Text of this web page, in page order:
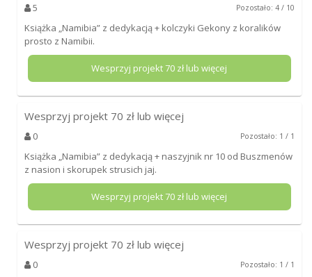
5 Pozostało: 4 / 10
Książka „Namibia” z dedykacją + kolczyki Gekony z koralików
prosto z Namibii.
Wesprzyj projekt70 zł lub więcej
Wesprzyj projekt 70 zł lub więcej
0 Pozostało: 1 / 1
Książka „Namibia” z dedykacją + naszyjnik nr 10 od Buszmenów
z nasion i skorupek strusich jaj.
Wesprzyj projekt70 zł lub więcej
Wesprzyj projekt 70 zł lub więcej
0 Pozostało: 1 / 1